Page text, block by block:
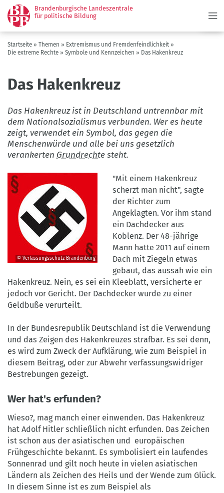
Direkt
zum
Inhalt
Brandenburgische Landeszentrale
für politische Bildung
Pfadnavigation
Startseite Themen
Extremismus und Fremdenfeindlichkeit
Die extreme Rechte
Symbole und Kennzeichen Das Hakenkreuz
Das Hakenkreuz
Das Hakenkreuz ist in Deutschland untrennbar mit
dem Nationalsozialismus verbunden. Wer es heute
zeigt, verwendet ein Symbol, das gegen die
Menschenwürde und alle bei uns gesetzlich
verankerten Grundrechtesteht.
Verfassungsschutz
Brandenburg
© Verfassungsschutz Brandenburg
"Mit einem Hakenkreuz
scherzt man nicht", sagte
der Richter zum
Angeklagten. Vor ihm stand
ein Dachdecker aus
Koblenz. Der 48-jährige
Mann hatte 2011 auf einem
Dach mit Ziegeln etwas
gebaut, das aussah wie ein
Hakenkreuz. Nein, es sei ein Kleeblatt, versicherte er
jedoch vor Gericht. Der Dachdecker wurde zu einer
Geldbuße verurteilt.
In der Bundesrepublik Deutschland ist die Verwendung
und das Zeigen des Hakenkreuzes strafbar. Es sei denn,
es wird zum Zweck der Aufklärung, wie zum Beispiel in
diesem Beitrag, oder zur Abwehr verfassungswidriger
Bestrebungen gezeigt.
Wer hat's erfunden?
Wieso?, mag manch einer einwenden. Das Hakenkreuz
hat Adolf Hitler schließlich nicht erfunden. Das Zeichen
ist schon aus der asiatischen und europäischen
Frühgeschichte bekannt. Es symbolisiert ein laufendes
Sonnenrad und gilt noch heute in vielen asiatischen
Ländern als Zeichen des Heils und der Wende zum Glück.
In diesem Sinne ist es zum Beispiel als